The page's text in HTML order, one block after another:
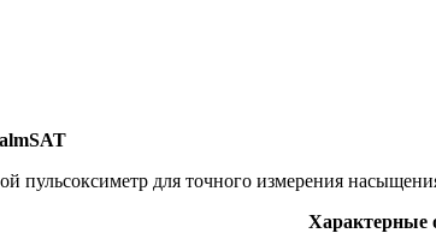
пульсоксиметр для точного измерения
Характерные